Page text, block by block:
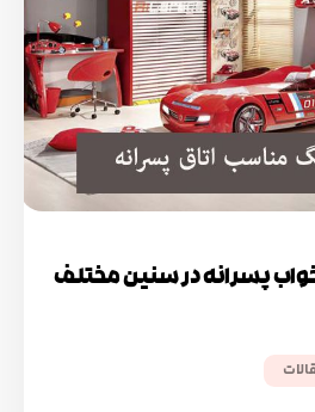
پسرانه در سنین مختلف